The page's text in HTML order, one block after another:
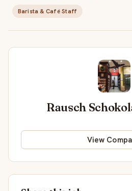
Barista & Café Staff
Rausch
View